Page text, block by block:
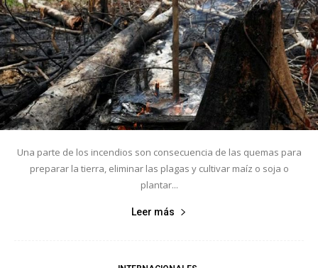
Una parte de los incendios son consecuencia de las quemas para
preparar la tierra, eliminar las plagas y cultivar maíz o soja o
plantar...
Leer más